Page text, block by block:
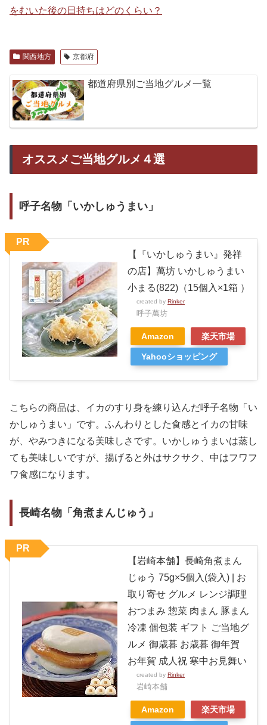
をむいた後の日持ちはどのくらい？
関西地方 京都府
都道府県別ご当地グルメ一覧
オススメご当地グルメ４選
呼子名物「いかしゅうまい」
【『いかしゅうまい』発祥
の店】萬坊 いかしゅうまい
小まる(822)（15個入×1箱 ）
created by Rinker
呼子萬坊
Amazon 楽天市場
Yahooショッピング
PR
こちらの商品は、イカのすり身を練り込んだ呼子名物「い
かしゅうまい」です。ふんわりとした食感とイカの甘味
が、やみつきになる美味しさです。いかしゅうまいは蒸し
ても美味しいですが、揚げると外はサクサク、中はフワフ
ワ食感になります。
長崎名物「角煮まんじゅう」
【岩崎本舗】長崎角煮まん
じゅう 75g×5個入(袋入) | お
取り寄せ グルメ レンジ調理
おつまみ 惣菜 肉まん 豚まん
冷凍 個包装 ギフト ご当地グ
ルメ 御歳暮 お歳暮 御年賀
お年賀 成人祝 寒中お見舞い
created by Rinker
岩崎本舗
Amazon 楽天市場
PR